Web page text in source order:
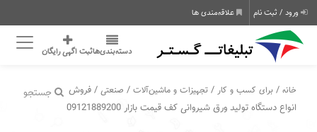
ورود / ثبت نام علاقه‌مندی ها
دسته‌بندی‌هاثبت اگهی رایگان
جستجو خانه / برای کسب و کار /تجهیزات و ماشین‌آلات / صنعتی / فروش
انواع دستگاه تولید ورق شیروانی کف قیمت بازار 09121889200